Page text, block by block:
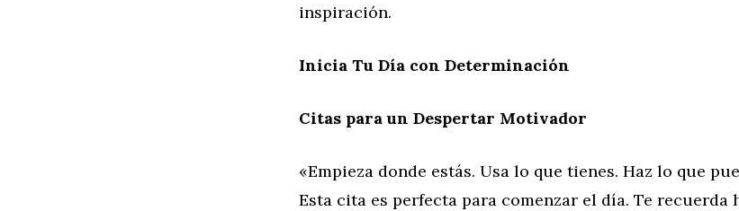
inspiración.
Inicia Tu Día con Determinación
Citas para un Despertar Motivador
«Empieza donde estás. Usa lo que tienes. Haz lo que
Esta cita es perfecta para comenzar el día. Te recuerda